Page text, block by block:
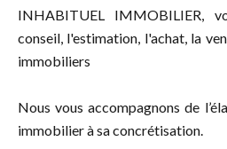
INHABITUEL IMMOBILIER,
conseil, l'estimation, l'achat, la
immobiliers
Nous vous accompagnons de
immobilier à sa concrétisation.